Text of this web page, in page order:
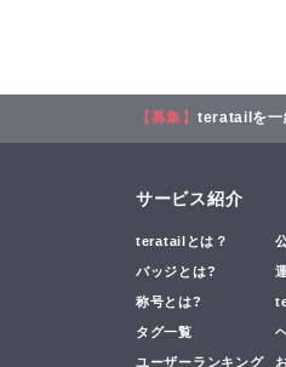
【募集】 teratailを一
サービス紹介
teratailとは？
バッジとは?
称号とは?
タグ一覧
ユーザーランキング